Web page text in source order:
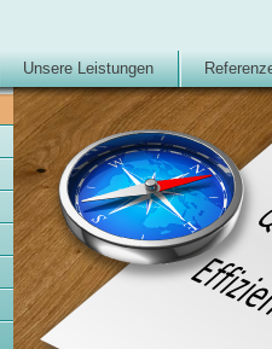
Unsere Leistungen